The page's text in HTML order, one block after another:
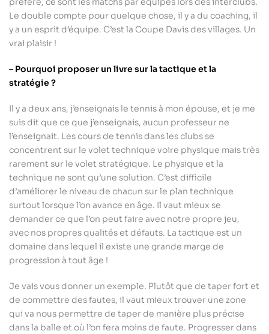
Le double compte pour quelque chose, il y a du coaching, il
y a un esprit d’équipe. C’est la Coupe Davis des villages. Un
vrai plaisir !
– Pourquoi proposer un livre sur la tactique et la
stratégie ?
Il y a deux ans, j’enseignais le tennis à mon épouse, et je me
suis dit que ce que j’enseignais, aucun professeur ne
l’enseignait. Les cours de tennis dans les clubs se
concentrent sur le volet technique voire physique mais très
rarement sur le volet stratégique. Le physique et la
technique ne sont qu’une solution. C’est difficile
d’améliorer le niveau de chacun sur le plan technique
surtout lorsque l’on avance en âge. Il vaut mieux se
demander ce que l’on peut faire avec notre propre jeu,
avec nos propres qualités et défauts. La tactique est un
domaine dans lequel il existe une grande marge de
progression à tout âge !
Je vais vous donner un exemple. Plutôt que de taper fort et
de commettre des fautes, il vaut mieux trouver une zone
qui va nous permettre de taper de manière plus précise
dans la balle et où l’on fera moins de faute. Progresser dans